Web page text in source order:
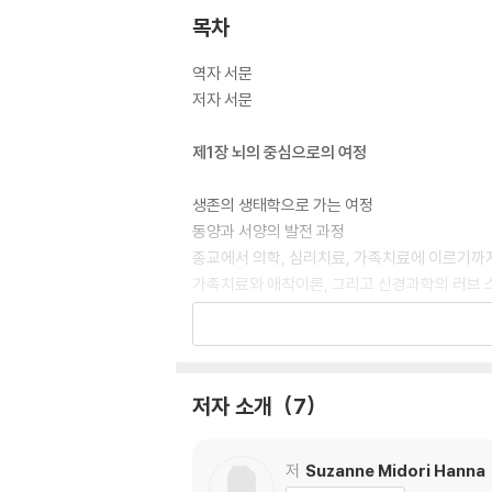
목차
역자 서문
저자 서문
제1장 뇌의 중심으로의 여정
생존의 생태학으로 가는 여정
동양과 서양의 발전 과정
종교에서 의학, 심리치료, 가족치료에 이르기까
가족치료와 애착이론, 그리고 신경과학의 러브
치료사 여정의 시작
저자 소개 7
저 Suzanne Midori Hanna